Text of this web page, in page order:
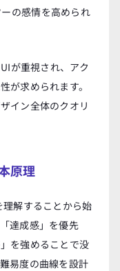
ーの感情を高められ
が重視され、アク
が求められます。
イン全体のクオリ
原理
解することから始
達成感」を優先
を強めることで没
易度の曲線を設計